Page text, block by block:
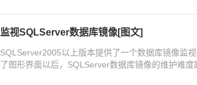
监视SQLServer数据库镜像[图文]
SQLServer2005以上版本提供了一个数据库镜像监
了图形界面以后，SQLServer数据库镜像的维护难度